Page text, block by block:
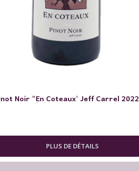
Noir "En Coteaux' Jeff Carrel 2022
PLUS DE DÉTAILS